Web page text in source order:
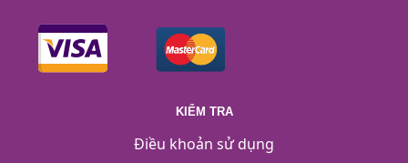
KIỂM TRA
Điều khoản sử dụng